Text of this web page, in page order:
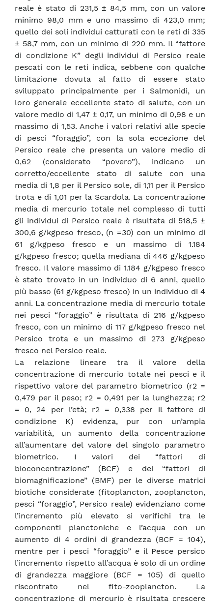
reale è stato di 231,5 ± 84,5 mm, con un valore
minimo 98,0 mm e uno massimo di 423,0 mm;
quello dei soli individui catturati con le reti di 335
± 58,7 mm, con un minimo di 220 mm. Il “fattore
di condizione K” degli individui di Persico reale
pescati con le reti indica, sebbene con qualche
limitazione dovuta al fatto di essere stato
sviluppato principalmente per i Salmonidi, un
loro generale eccellente stato di salute, con un
valore medio di 1,47 ± 0,17, un minimo di 0,98 e un
massimo di 1,53. Anche i valori relativi alle specie
di pesci “foraggio”, con la sola eccezione del
Persico reale che presenta un valore medio di
0,62 (considerato “povero”), indicano un
corretto/eccellente stato di salute con una
media di 1,8 per il Persico sole, di 1,11 per il Persico
trota e di 1,01 per la Scardola. La concentrazione
media di mercurio totale nel complesso di tutti
gli individui di Persico reale è risultata di 518,5 ±
300,6 g/kgpeso fresco, (n =30) con un minimo di
61 g/kgpeso fresco e un massimo di 1.184
g/kgpeso fresco; quella mediana di 446 g/kgpeso
fresco. Il valore massimo di 1.184 g/kgpeso fresco
è stato trovato in un individuo di 6 anni, quello
più basso (61 g/kgpeso fresco) in un individuo di 4
anni. La concentrazione media di mercurio totale
nei pesci “foraggio” è risultata di 216 g/kgpeso
fresco, con un minimo di 117 g/kgpeso fresco nel
Persico trota e un massimo di 273 g/kgpeso
fresco nel Persico reale.
La relazione lineare tra il valore della
concentrazione di mercurio totale nei pesci e il
rispettivo valore del parametro biometrico (r2 =
0,479 per il peso; r2 = 0,491 per la lunghezza; r2
= 0, 24 per l’età; r2 = 0,338 per il fattore di
condizione K) evidenza, pur con un’ampia
variabilità, un aumento della concentrazione
all’aumentare del valore del singolo parametro
biometrico. I valori dei “fattori di
bioconcentrazione” (BCF) e dei “fattori di
biomagnificazione” (BMF) per le diverse matrici
biotiche considerate (fitoplancton, zooplancton,
pesci “foraggio”, Persico reale) evidenziano come
l’incremento più elevato si verifichi tra le
componenti planctoniche e l’acqua con un
aumento di 4 ordini di grandezza (BCF = 104),
mentre per i pesci “foraggio” e il Pesce persico
l’incremento rispetto all’acqua è solo di un ordine
di grandezza maggiore (BCF = 105) di quello
riscontrato nel fito-zooplancton. La
concentrazione di mercurio è risultata crescere